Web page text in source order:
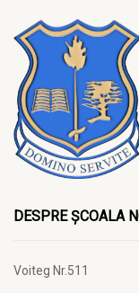
DESPRE ȘCOALA
Voiteg Nr.511